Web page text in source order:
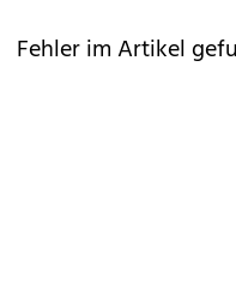
Fehler im Artikel